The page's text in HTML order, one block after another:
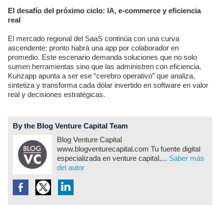
El desafío del próximo ciclo: IA, e-commerce y eficiencia
real
El mercado regional del SaaS continúa con una curva
ascendente: pronto habrá una app por colaborador en
promedio. Este escenario demanda soluciones que no solo
sumen herramientas sino que las administren con eficiencia.
Kunzapp apunta a ser ese “cerebro operativo” que analiza,
sintetiza y transforma cada dólar invertido en software en valor
real y decisiones estratégicas.
By the Blog Venture Capital Team
Blog Venture Capital
www.blogventurecapital.com Tu fuente digital
especializada en venture capital,... Saber más
del autor